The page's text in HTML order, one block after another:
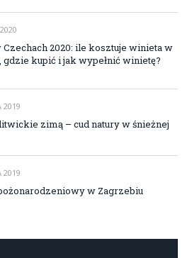
2020: ile kosztuje winieta w
gdzie kupić i jak wypełnić winietę?
2019
zimą – cud natury w śnieżnej
2019
w Zagrzebiu